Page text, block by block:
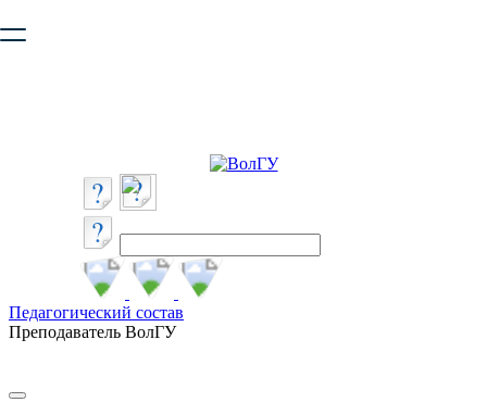
безопасную работу с сайтом. Пожалуйста
Педагогический состав
Преподаватель ВолГУ